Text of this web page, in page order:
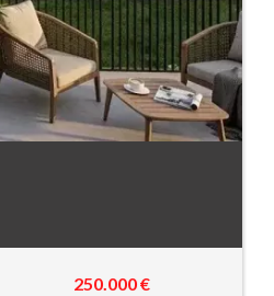
250.000 €